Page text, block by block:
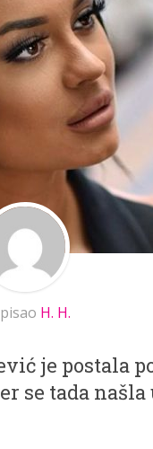
H. H.
je postala
se tada